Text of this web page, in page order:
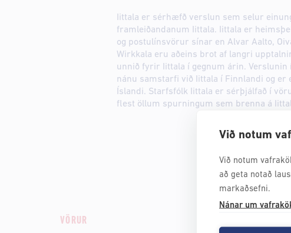
Við notum
Við notum
að geta notað
markaðsefni.
Nánar um
Iittala er sérhæfð verslun sem selur
framleiðandanum Iittala. Iittala er
og postulínsvörur sínar en Alvar Aalto,
Wirkkala eru aðeins brot af langri
unnið fyrir Iittala í gegnum árin.
nánu samstarfi við Iittala í Finnlandi og er
Íslandi. Starfsfólk Iittala er sérþjálfað í
flest öllum spurningum sem brenna á
VÖRUR